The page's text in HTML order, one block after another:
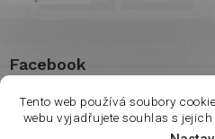
Tento web používá soubory
webu vyjadřujete souhlas s
Facebook